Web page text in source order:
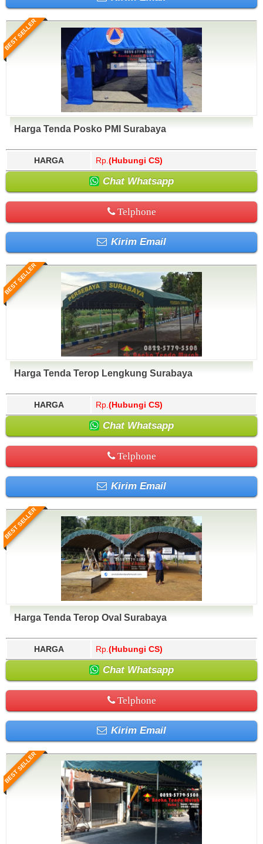
BEST SELLER
Harga Tenda Posko PMI Surabaya
HARGA Rp. (Hubungi CS)
Chat Whatsapp
Telphone
Kirim Email
BEST SELLER
Harga Tenda Terop Lengkung Surabaya
HARGA Rp. (Hubungi CS)
Chat Whatsapp
Telphone
Kirim Email
BEST SELLER
Harga Tenda Terop Oval Surabaya
HARGA Rp. (Hubungi CS)
Chat Whatsapp
Telphone
Kirim Email
BEST SELLER